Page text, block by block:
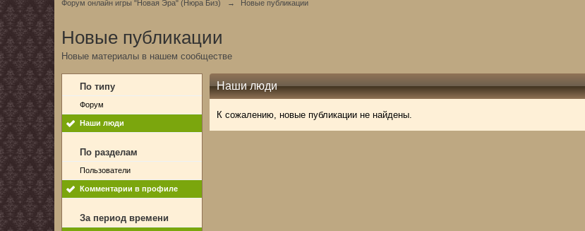
Форум онлайн игры "Новая Эра" (Нюра Биз) → Новые публикации
Новые публикации
Новые материалы в нашем сообществе
По типу
Форум
Наши люди
По разделам
Пользователи
Комментарии в профиле
За период времени
Наши люди
К сожалению, новые публикации не найдены.